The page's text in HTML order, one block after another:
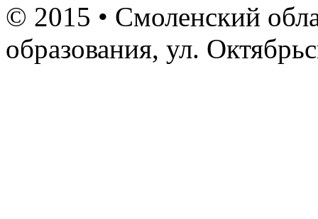
© 2015 • Смоленский
образования, ул.